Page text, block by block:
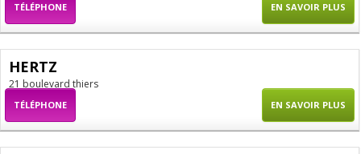
TÉLÉPHONE EN SAVOIR PLUS
HERTZ
21 boulevard thiers
TÉLÉPHONE EN SAVOIR PLUS